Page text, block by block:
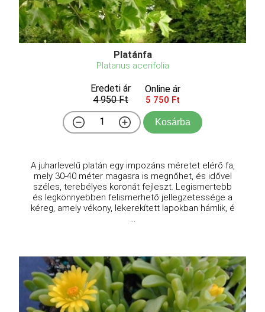
Platánfa
Platanus acerifolia
Eredeti ár
4 950 Ft
Online ár
5 750 Ft
Kosárba
A juharlevelű platán egy impozáns méretet elérő fa,
mely 30-40 méter magasra is megnőhet, és idővel
széles, terebélyes koronát fejleszt. Legismertebb
és legkönnyebben felismerhető jellegzetessége a
kéreg, amely vékony, lekerekített lapokban hámlik, é
...